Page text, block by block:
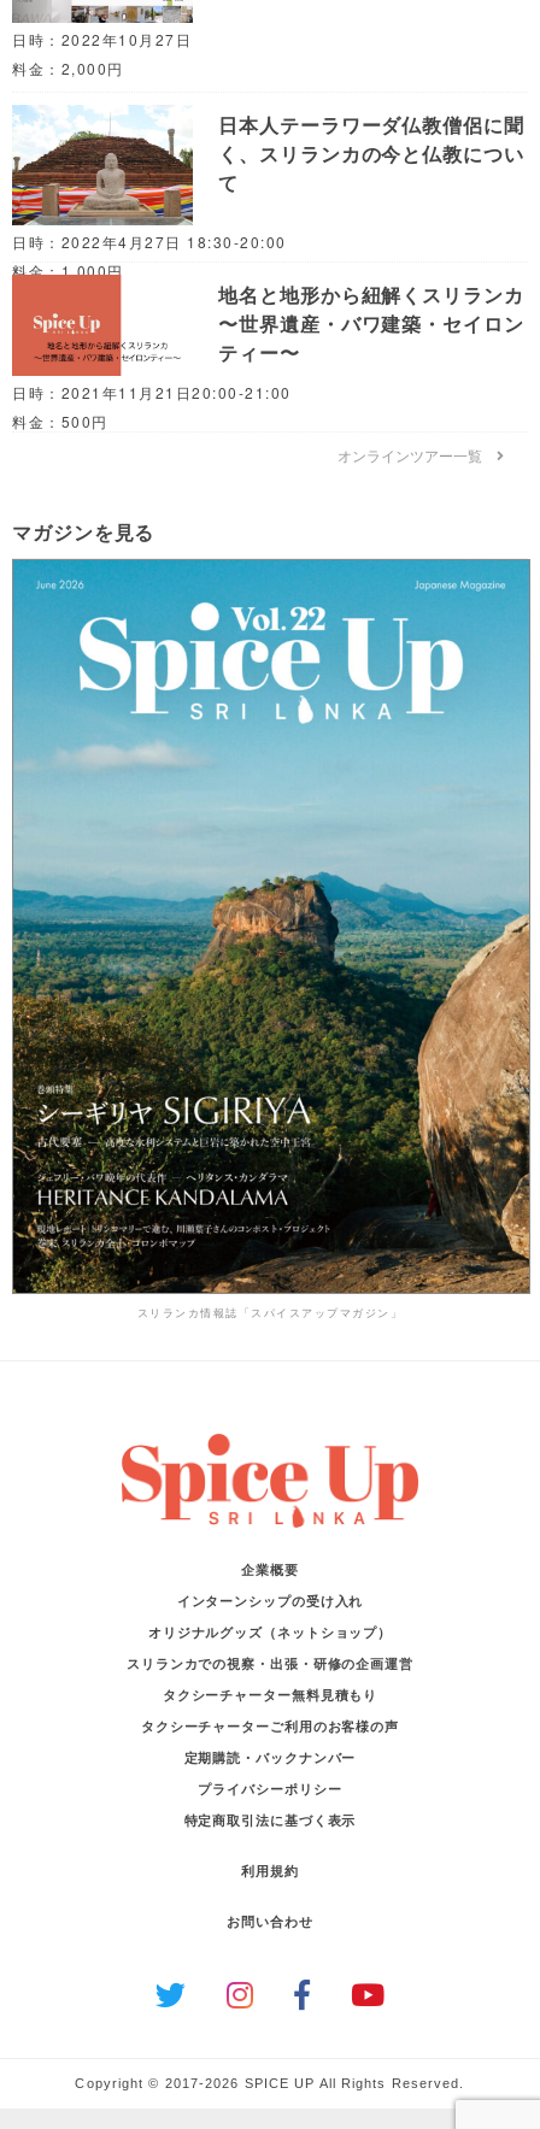
日時：2022年10月27日
料金：2,000円
日本人テーラワーダ仏教僧侶に聞
く、スリランカの今と仏教につい
て
日時：2022年4月27日 18:30-20:00
料金：1,000円
地名と地形から紐解くスリランカ
〜世界遺産・バワ建築・セイロン
ティー〜
日時：2021年11月21日20:00-21:00
料金：500円
オンラインツアー一覧
マガジンを見る
スリランカ情報誌「スパイスアップマガジン」
企業概要
インターンシップの受け入れ
オリジナルグッズ（ネットショップ）
スリランカでの視察・出張・研修の企画運営
タクシーチャーター無料見積もり
タクシーチャーターご利用のお客様の声
定期購読・バックナンバー
プライバシーポリシー
特定商取引法に基づく表示
利用規約
お問い合わせ
Copyright © 2017-2026 SPICE UP All Rights Reserved.